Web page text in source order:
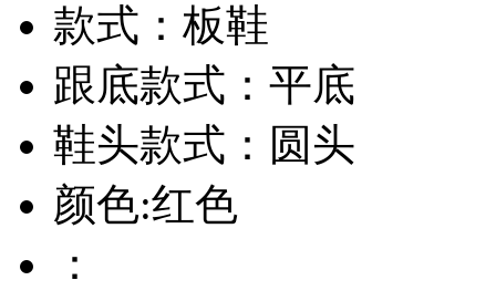
款式：板鞋
跟底款式：平底
鞋头款式：圆头
颜色:红色
：